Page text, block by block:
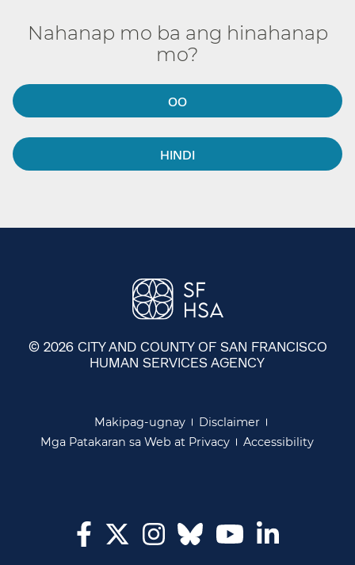
Nahanap mo ba ang hinahanap
mo?​​
OO​​
HINDI​​
© 2026 CITY AND COUNTY OF SAN FRANCISCO
HUMAN SERVICES AGENCY
Makipag-ugnay​​
Disclaimer​​
Mga Patakaran sa Web at Privacy​​
Accessibility​​